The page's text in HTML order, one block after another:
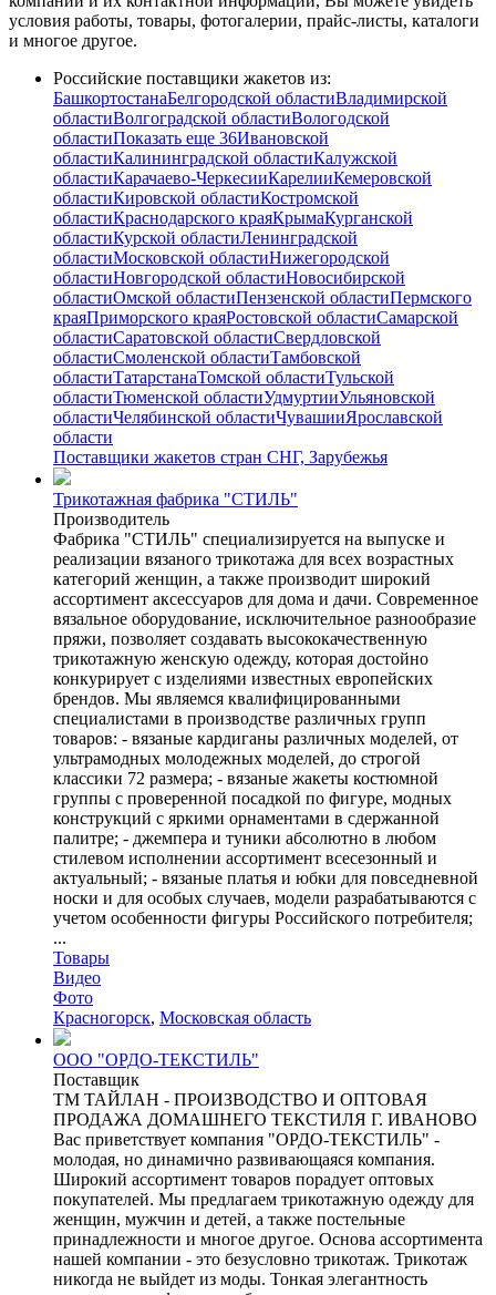
условия работы, товары, фотогалерии, прайс-листы, каталоги
и многое другое.
Российские поставщики жакетов из:
БашкортостанаБелгородской областиВладимирской
областиВолгоградской областиВологодской
областиПоказать еще 36Ивановской
областиКалининградской областиКалужской
областиКарачаево-ЧеркесииКарелииКемеровской
областиКировской областиКостромской
областиКраснодарского краяКрымаКурганской
областиКурской областиЛенинградской
областиМосковской областиНижегородской
областиНовгородской областиНовосибирской
областиОмской областиПензенской областиПермского
краяПриморского краяРостовской областиСамарской
областиСаратовской областиСвердловской
областиСмоленской областиТамбовской
областиТатарстанаТомской областиТульской
областиТюменской областиУдмуртииУльяновской
областиЧелябинской областиЧувашииЯрославской
области
Поставщики жакетов стран СНГ, Зарубежья
Трикотажная фабрика "СТИЛЬ"
Производитель
Фабрика "СТИЛЬ" специализируется на выпуске и
реализации вязаного трикотажа для всех возрастных
категорий женщин, а также производит широкий
ассортимент аксессуаров для дома и дачи. Современное
вязальное оборудование, исключительное разнообразие
пряжи, позволяет создавать высококачественную
трикотажную женскую одежду, которая достойно
конкурирует с изделиями известных европейских
брендов. Мы являемся квалифицированными
специалистами в производстве различных групп
товаров: - вязаные кардиганы различных моделей, от
ультрамодных молодежных моделей, до строгой
классики 72 размера; - вязаные жакеты костюмной
группы с проверенной посадкой по фигуре, модных
конструкций с яркими орнаментами в сдержанной
палитре; - джемпера и туники абсолютно в любом
стилевом исполнении ассортимент всесезонный и
актуальный; - вязаные платья и юбки для повседневной
носки и для особых случаев, модели разрабатываются с
учетом особенности фигуры Российского потребителя;
...
Товары
Видео
Фото
Красногорск, Московская область
ООО "ОРДО-ТЕКСТИЛЬ"
Поставщик
ТМ ТАЙЛАН - ПРОИЗВОДСТВО И ОПТОВАЯ
ПРОДАЖА ДОМАШНЕГО ТЕКСТИЛЯ Г. ИВАНОВО
Вас приветствует компания "ОРДО-ТЕКСТИЛЬ" -
молодая, но динамично развивающаяся компания.
Широкий ассортимент товаров порадует оптовых
покупателей. Мы предлагаем трикотажную одежду для
женщин, мужчин и детей, а также постельные
принадлежности и многое другое. Основа ассортимента
нашей компании - это безусловно трикотаж. Трикотаж
никогда не выйдет из моды. Тонкая элегантность